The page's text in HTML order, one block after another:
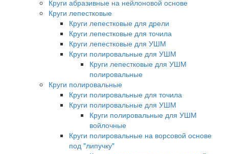
Круги абразивные на нейлоновой основе
Круги лепестковые
Круги лепестковые для дрели
Круги лепестковые для точила
Круги лепестковые для УШМ
Круги полировальные для УШМ
Круги лепестковые для УШМ
полировальные
Круги полировальные
Круги полировальные для точила
Круги полировальные для УШМ
Круги полировальные для УШМ
войлочные
Круги полировальные на ворсовой основе
под "липучку"